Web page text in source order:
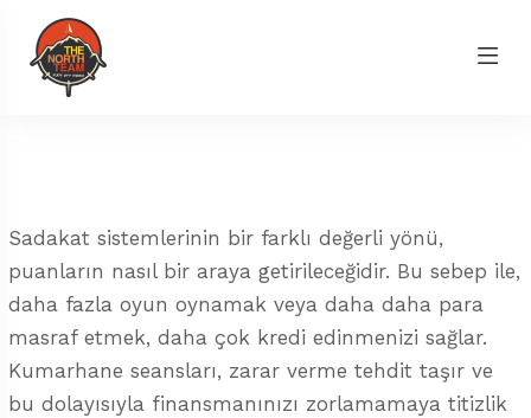
Sadakat sistemlerinin bir farklı değerli yönü,
puanların nasıl bir araya getirileceğidir. Bu sebep ile,
daha fazla oyun oynamak veya daha daha para
masraf etmek, daha çok kredi edinmenizi sağlar.
Kumarhane seansları, zarar verme tehdit taşır ve
bu dolayısıyla finansmanınızı zorlamamaya titizlik